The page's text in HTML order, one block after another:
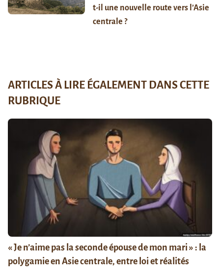
t-il une nouvelle route vers l’Asie
centrale ?
ARTICLES À LIRE ÉGALEMENT DANS CETTE
RUBRIQUE
« Je n’aime pas la seconde épouse de mon mari » : la
polygamie en Asie centrale, entre loi et réalités